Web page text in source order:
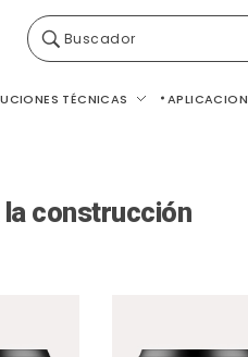
Buscador
TÉCNICAS
construcción